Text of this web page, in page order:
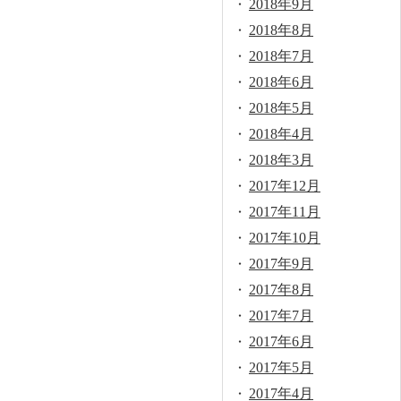
2018年9月
2018年8月
2018年7月
2018年6月
2018年5月
2018年4月
2018年3月
2017年12月
2017年11月
2017年10月
2017年9月
2017年8月
2017年7月
2017年6月
2017年5月
2017年4月